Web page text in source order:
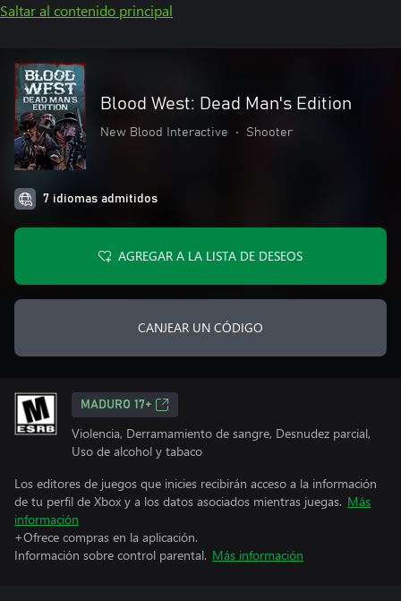
Saltar al contenido principal
Blood West: Dead Man's Edition
New Blood Interactive • Shooter
7 idiomas admitidos
AGREGAR A LA LISTA DE DESEOS
CANJEAR UN CÓDIGO
MADURO 17+
Violencia, Derramamiento de sangre, Desnudez parcial,
Uso de alcohol y tabaco
Los editores de juegos que inicies recibirán acceso a la información
de tu perfil de Xbox y a los datos asociados mientras juegas. Más
información
+Ofrece compras en la aplicación.
Información sobre control parental. Más información